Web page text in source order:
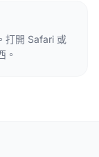
開 Safari 或
。